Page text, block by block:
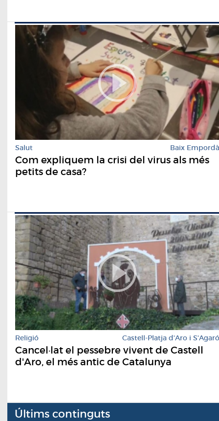
Salut Baix Empordà
Com expliquem la crisi del virus als més
petits de casa?
Religió Castell-Platja d'Aro i S'Agaró
Cancel·lat el pessebre vivent de Castell
d'Aro, el més antic de Catalunya
Últims continguts